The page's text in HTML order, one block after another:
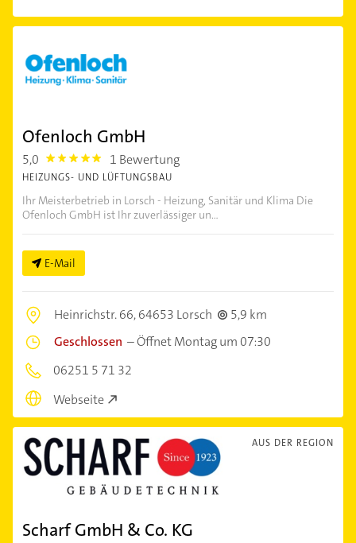
Ofenloch GmbH
5,0 5.0 1 Bewertung
HEIZUNGS- UND LÜFTUNGSBAU
Ihr Meisterbetrieb in Lorsch - Heizung, Sanitär und Klima Die
Ofenloch GmbH ist Ihr zuverlässiger un...
E-Mail
Heinrichstr. 66,64653 Lorsch
5,9 km
Geschlossen –Öffnet Montag um 07:30
06251 5 71 32
Webseite
AUS DER REGION
Scharf GmbH & Co. KG